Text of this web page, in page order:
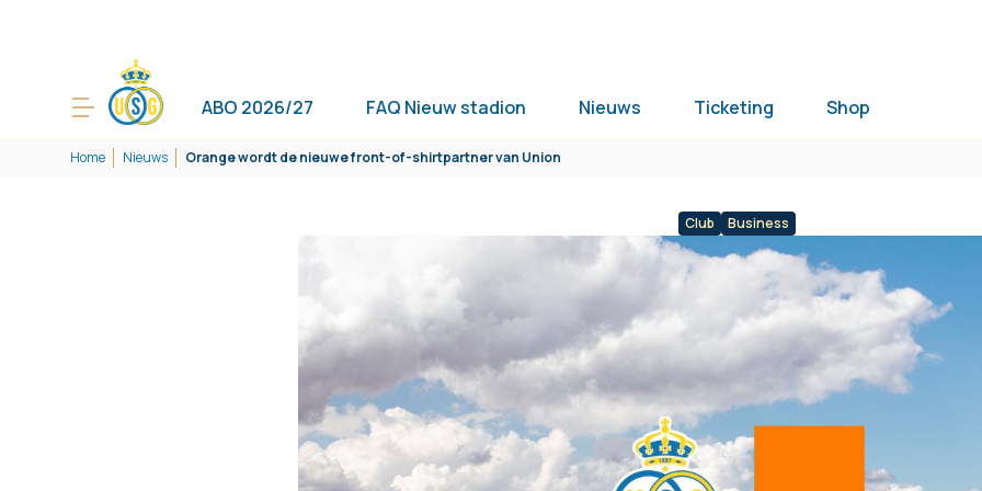
ABO 2026/27 FAQ Nieuw stadion Nieuws Ticketing Shop
Home Nieuws Orange wordt de nieuwe front-of-shirtpartner van Union
Club Business